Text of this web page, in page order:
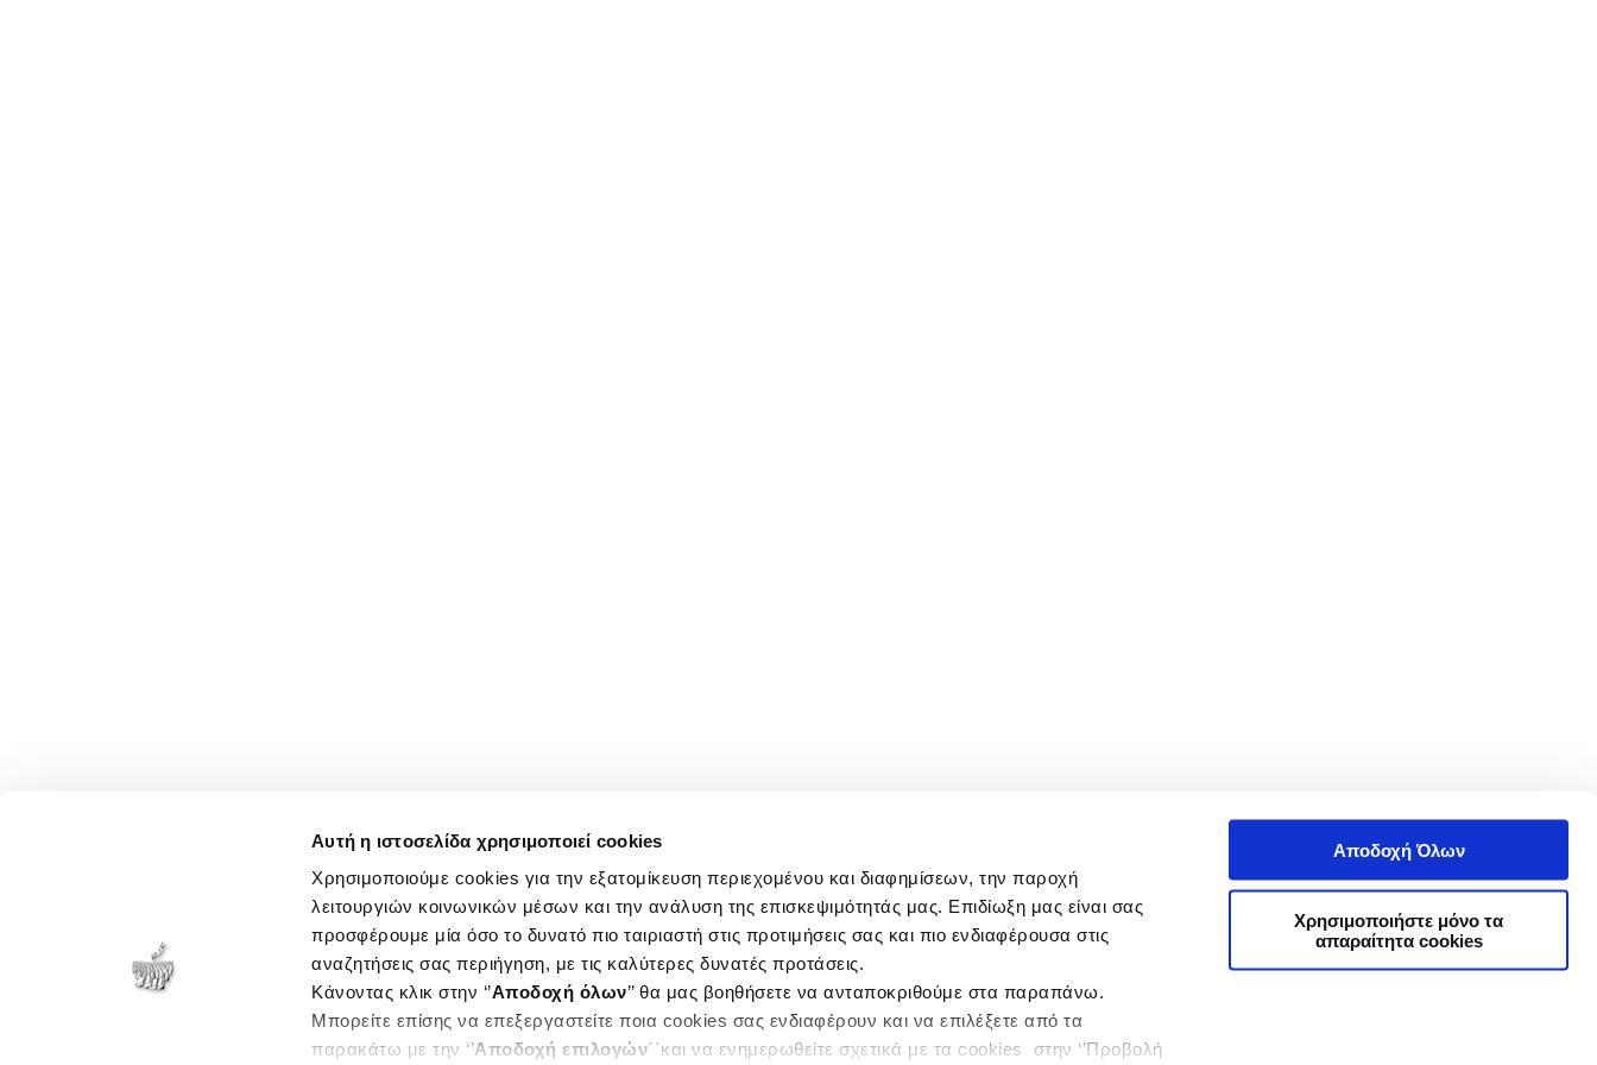
Αυτή η ιστοσελίδα χρησιμοποιεί cookies
Χρησιμοποιούμε cookies για την εξατομίκευση περιεχομένου και διαφημίσεων, την παροχή
λειτουργιών κοινωνικών μέσων και την ανάλυση της επισκεψιμότητάς μας. Επιδίωξη μας είναι σας
προσφέρουμε μία όσο το δυνατό πιο ταιριαστή στις προτιμήσεις σας και πιο ενδιαφέρουσα στις
αναζητήσεις σας περιήγηση, με τις καλύτερες δυνατές προτάσεις.
Κάνοντας κλικ στην ‘’Αποδοχή όλων’’ θα μας βοηθήσετε να ανταποκριθούμε στα παραπάνω.
Μπορείτε επίσης να επεξεργαστείτε ποια cookies σας ενδιαφέρουν και να επιλέξετε από τα
παρακάτω με την ‘’Αποδοχή επιλογών΄΄και να ενημερωθείτε σχετικά με τα cookies στην ‘’Προβολή
Αποδοχή Όλων
Χρησιμοποιήστε μόνο τα
απαραίτητα cookies